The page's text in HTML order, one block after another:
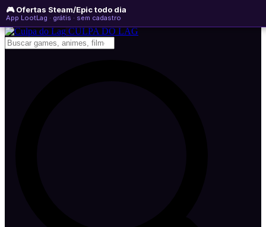
🎮 Ofertas Steam/Epic todo dia
App LootLag · grátis · sem cadastro
segunda-feira, 10 de agosto de 2026
Newsletter
CULPA DO LAG